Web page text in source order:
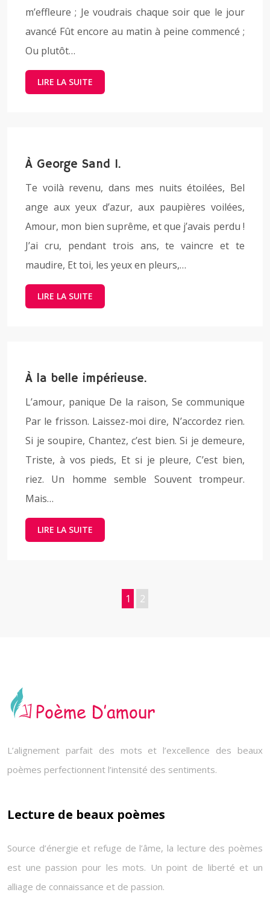
m’effleure ; Je voudrais chaque soir que le jour
avancé Fût encore au matin à peine commencé ;
Ou plutôt…
LIRE LA SUITE
À George Sand I.
Te voilà revenu, dans mes nuits étoilées, Bel
ange aux yeux d’azur, aux paupières voilées,
Amour, mon bien suprême, et que j’avais perdu !
J’ai cru, pendant trois ans, te vaincre et te
maudire, Et toi, les yeux en pleurs,…
LIRE LA SUITE
À la belle impérieuse.
L’amour, panique De la raison, Se communique
Par le frisson. Laissez-moi dire, N’accordez rien.
Si je soupire, Chantez, c’est bien. Si je demeure,
Triste, à vos pieds, Et si je pleure, C’est bien,
riez. Un homme semble Souvent trompeur.
Mais…
LIRE LA SUITE
1 2
L’alignement parfait des mots et l’excellence des beaux
poèmes perfectionnent l’intensité des sentiments.
Lecture de beaux poèmes
Source d’énergie et refuge de l’âme, la lecture des poèmes
est une passion pour les mots. Un point de liberté et un
alliage de connaissance et de passion.